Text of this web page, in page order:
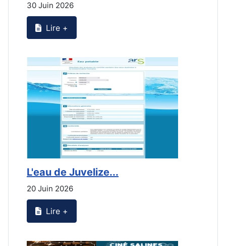
30 Juin 2026
Lire +
L'eau de Juvelize...
20 Juin 2026
Lire +